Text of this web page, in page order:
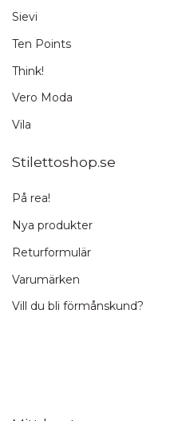
Sievi
Ten Points
Think!
Vero Moda
Vila
Stilettoshop.se
På rea!
Nya produkter
Returformulär
Varumärken
Vill du bli förmånskund?